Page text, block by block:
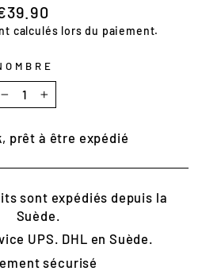
calculés lors du paiement.
− +
prêt à être expédié
sont expédiés depuis la
Suède.
UPS. DHL en Suède.
sécurisé